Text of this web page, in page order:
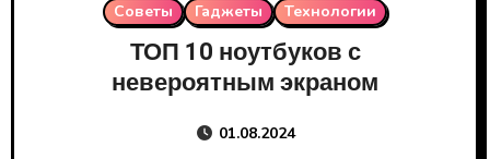
Советы Гаджеты Технологии
ТОП 10 ноутбуков с
невероятным экраном
01.08.2024